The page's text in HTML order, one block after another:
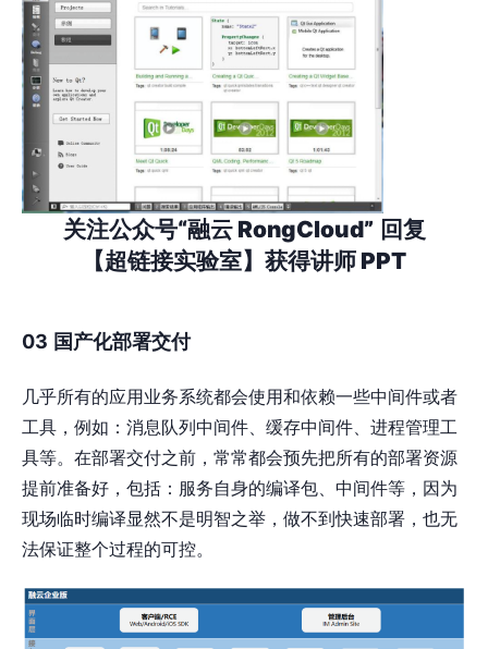
关注公众号“融云 RongCloud” 回复
【超链接实验室】获得讲师 PPT
03 国产化部署交付
几乎所有的应用业务系统都会使用和依赖⼀些中间件或者
工具，例如：消息队列中间件、缓存中间件、进程管理工
具等。在部署交付之前，常常都会预先把所有的部署资源
提前准备好，包括：服务自身的编译包、中间件等，因为
现场临时编译显然不是明智之举，做不到快速部署，也无
法保证整个过程的可控。